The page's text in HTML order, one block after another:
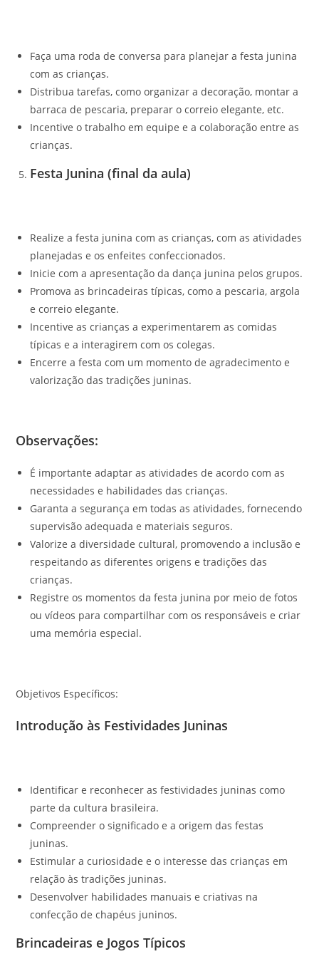
Faça uma roda de conversa para planejar a festa junina
com as crianças.
Distribua tarefas, como organizar a decoração, montar a
barraca de pescaria, preparar o correio elegante, etc.
Incentive o trabalho em equipe e a colaboração entre as
crianças.
Festa Junina (final da aula)
Realize a festa junina com as crianças, com as atividades
planejadas e os enfeites confeccionados.
Inicie com a apresentação da dança junina pelos grupos.
Promova as brincadeiras típicas, como a pescaria, argola
e correio elegante.
Incentive as crianças a experimentarem as comidas
típicas e a interagirem com os colegas.
Encerre a festa com um momento de agradecimento e
valorização das tradições juninas.
Observações:
É importante adaptar as atividades de acordo com as
necessidades e habilidades das crianças.
Garanta a segurança em todas as atividades, fornecendo
supervisão adequada e materiais seguros.
Valorize a diversidade cultural, promovendo a inclusão e
respeitando as diferentes origens e tradições das
crianças.
Registre os momentos da festa junina por meio de fotos
ou vídeos para compartilhar com os responsáveis e criar
uma memória especial.
Objetivos Específicos:
Introdução às Festividades Juninas
Identificar e reconhecer as festividades juninas como
parte da cultura brasileira.
Compreender o significado e a origem das festas
juninas.
Estimular a curiosidade e o interesse das crianças em
relação às tradições juninas.
Desenvolver habilidades manuais e criativas na
confecção de chapéus juninos.
Brincadeiras e Jogos Típicos